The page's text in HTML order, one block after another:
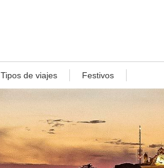
Tipos de viajes Festivos